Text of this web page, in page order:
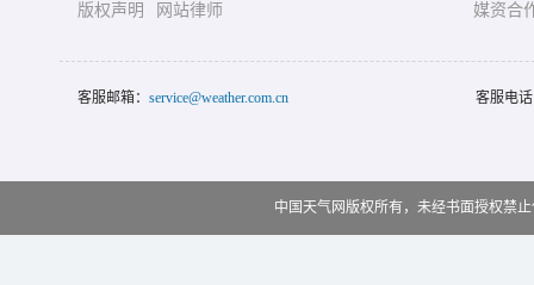
版权声明
网站律师
媒资合
客服邮箱： service@weather.com.cn 客服电
中国天气网版权所有，未经书面授权